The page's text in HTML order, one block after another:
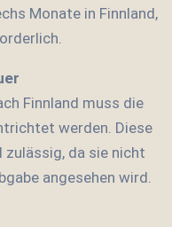
Monate in Finnland,
Finnland muss die
werden. Diese
zulässig, da sie nicht
angesehen wird.